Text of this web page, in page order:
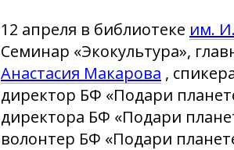
12 апреля в библиотеке им.
Семинар «Экокультура»,
Анастасия Макарова ,
директор БФ «Подари
директора БФ «Подари
волонтер БФ «Подари